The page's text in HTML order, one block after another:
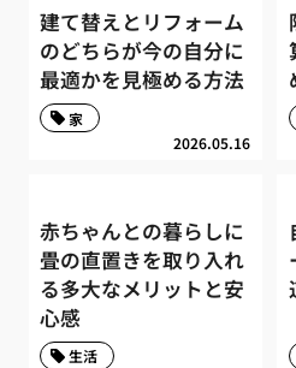
建て替えとリフォーム
のどちらが今の自分に
最適かを見極める方法
2026.05.16
家
赤ちゃんとの暮らしに
畳の直置きを取り入れ
る多大なメリットと安
心感
生活